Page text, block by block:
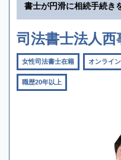
書士が円滑に相続手続き
司法書士法人西
女性司法書士在籍 オンライ
職歴20年以上